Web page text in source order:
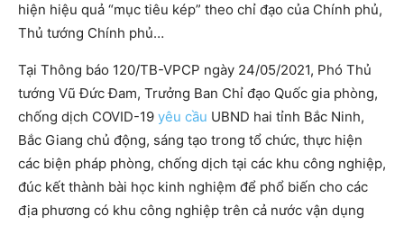
hiện hiệu quả “mục tiêu kép” theo chỉ đạo của Chính phủ,
Thủ tướng Chính phủ…
Tại Thông báo 120/TB-VPCP ngày 24/05/2021, Phó Thủ
tướng Vũ Đức Đam, Trưởng Ban Chỉ đạo Quốc gia phòng,
chống dịch COVID-19 yêu cầu UBND hai tỉnh Bắc Ninh,
Bắc Giang chủ động, sáng tạo trong tổ chức, thực hiện
các biện pháp phòng, chống dịch tại các khu công nghiệp,
đúc kết thành bài học kinh nghiệm để phổ biến cho các
địa phương có khu công nghiệp trên cả nước vận dụng